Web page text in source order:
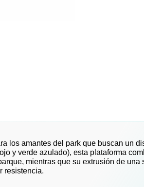
los amantes del park que buscan un
y verde azulado), esta plataforma
mientras que su extrusión de
resistencia.